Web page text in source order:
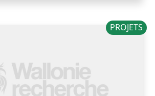
PROJETS